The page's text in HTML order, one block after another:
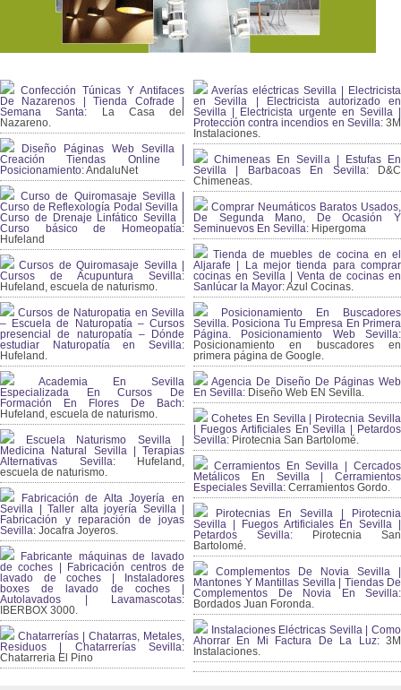
Confección Túnicas Y Antifaces
De Nazarenos | Tienda Cofrade |
Semana Santa: La Casa del
Nazareno.
Diseño Páginas Web Sevilla |
Creación Tiendas Online |
Posicionamiento:AndaluNet
Curso de Quiromasaje Sevilla |
Curso de Reflexología Podal Sevilla |
Curso de Drenaje Linfático Sevilla |
Curso básico de Homeopatía:
Hufeland
Cursos de Quiromasaje Sevilla |
Cursos de Acupuntura Sevilla:
Hufeland, escuela de naturismo.
Cursos de Naturopatia en Sevilla
– Escuela de Naturopatía – Cursos
presencial de naturopatía – Dónde
estudiar Naturopatía en Sevilla:
Hufeland.
Academia En Sevilla
Especializada En Cursos De
Formación En Flores De Bach:
Hufeland, escuela de naturismo.
Escuela Naturismo Sevilla |
Medicina Natural Sevilla | Terapias
Alternativas Sevilla: Hufeland,
escuela de naturismo.
Fabricación de Alta Joyería en
Sevilla | Taller alta joyería Sevilla |
Fabricación y reparación de joyas
Sevilla: Jocafra Joyeros.
Fabricante máquinas de lavado
de coches | Fabricación centros de
lavado de coches | Instaladores
boxes de lavado de coches |
Autolavados | Lavamascotas:
IBERBOX 3000.
Chatarrerías | Chatarras, Metales,
Residuos | Chatarrerías Sevilla:
Chatarreria El Pino
Averías eléctricas Sevilla | Electricista
en Sevilla | Electricista autorizado en
Sevilla | Electricista urgente en Sevilla |
Protección contra incendios en Sevilla:3M
Instalaciones.
Chimeneas En Sevilla | Estufas En
Sevilla | Barbacoas En Sevilla:D&C
Chimeneas.
Comprar Neumáticos Baratos Usados,
De Segunda Mano, De Ocasión Y
Seminuevos En Sevilla: Hipergoma
Tienda de muebles de cocina en el
Aljarafe | La mejor tienda para comprar
cocinas en Sevilla | Venta de cocinas en
Sanlúcar la Mayor:Azul Cocinas.
Posicionamiento En Buscadores
Sevilla. Posiciona Tu Empresa En Primera
Página. Posicionamiento Web Sevilla:
Posicionamiento en buscadores en
primera página de Google.
Agencia De Diseño De Páginas Web
En Sevilla: Diseño Web EN Sevilla.
Cohetes En Sevilla | Pirotecnia Sevilla
| Fuegos Artificiales En Sevilla | Petardos
Sevilla: Pirotecnia San Bartolomé.
Cerramientos En Sevilla | Cercados
Metálicos En Sevilla | Cerramientos
Especiales Sevilla: Cerramientos Gordo.
Pirotecnias En Sevilla | Pirotecnia
Sevilla | Fuegos Artificiales En Sevilla |
Petardos Sevilla: Pirotecnia San
Bartolomé.
Complementos De Novia Sevilla |
Mantones Y Mantillas Sevilla | Tiendas De
Complementos De Novia En Sevilla:
Bordados Juan Foronda.
Instalaciones Eléctricas Sevilla | Como
Ahorrar En Mi Factura De La Luz:3M
Instalaciones.